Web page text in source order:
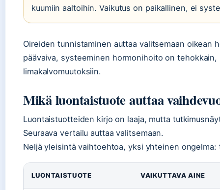
kuumiin aaltoihin. Vaikutus on paikallinen, ei
Oireiden tunnistaminen auttaa valitsemaan oikean
päävaiva, systeeminen hormonihoito on
limakalvomuutoksiin.
Mikä luontaistuote auttaa
Luontaistuotteiden kirjo on laaja, mutta
Seuraava vertailu auttaa valitsemaan.
Neljä yleisintä vaihtoehtoa, yksi yhteinen
LUONTAISTUOTE VAIKUTTAVA AINE